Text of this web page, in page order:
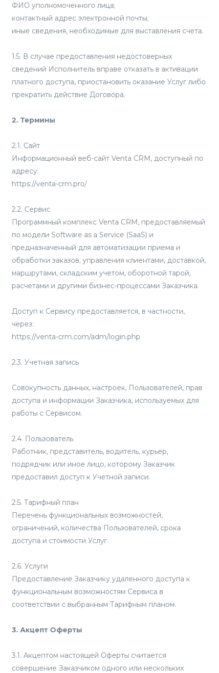
ФИО уполномоченного лица;
контактный адрес электронной почты;
иные сведения, необходимые для выставления счета.
1.5. В случае предоставления недостоверных
сведений Исполнитель вправе отказать в активации
платного доступа, приостановить оказание Услуг либо
прекратить действие Договора.
2. Термины
2.1. Сайт
Информационный веб-сайт Venta CRM, доступный по
адресу:
https://venta-crm.pro/
2.2. Сервис
Программный комплекс Venta CRM, предоставляемый
по модели Software as a Service (SaaS) и
предназначенный для автоматизации приема и
обработки заказов, управления клиентами, доставкой,
маршрутами, складским учетом, оборотной тарой,
расчетами и другими бизнес-процессами Заказчика.
Доступ к Сервису предоставляется, в частности,
через:
https://venta-crm.com/adm/login.php
2.3. Учетная запись
Совокупность данных, настроек, Пользователей, прав
доступа и информации Заказчика, используемых для
работы с Сервисом.
2.4. Пользователь
Работник, представитель, водитель, курьер,
подрядчик или иное лицо, которому Заказчик
предоставил доступ к Учетной записи.
2.5. Тарифный план
Перечень функциональных возможностей,
ограничений, количества Пользователей, срока
доступа и стоимости Услуг.
2.6. Услуги
Предоставление Заказчику удаленного доступа к
функциональным возможностям Сервиса в
соответствии с выбранным Тарифным планом.
3. Акцепт Оферты
3.1. Акцептом настоящей Оферты считается
совершение Заказчиком одного или нескольких